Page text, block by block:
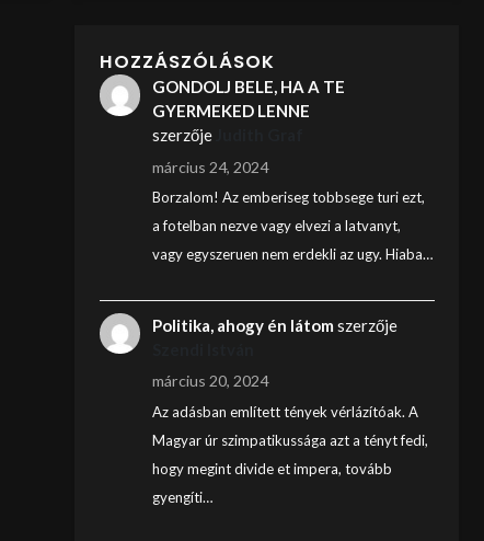
HOZZÁSZÓLÁSOK
GONDOLJ BELE, HA A TE
GYERMEKED LENNE
szerzője
március 24, 2024
Borzalom! Az emberiseg tobbsege turi ezt,
a fotelban nezve vagy elvezi a latvanyt,
vagy egyszeruen nem erdekli az ugy. Hiaba…
Politika, ahogy én látom szerzője
március 20, 2024
Az adásban említett tények vérlázítóak. A
Magyar úr szimpatikussága azt a tényt fedi,
hogy megint divide et impera, tovább
gyengíti…